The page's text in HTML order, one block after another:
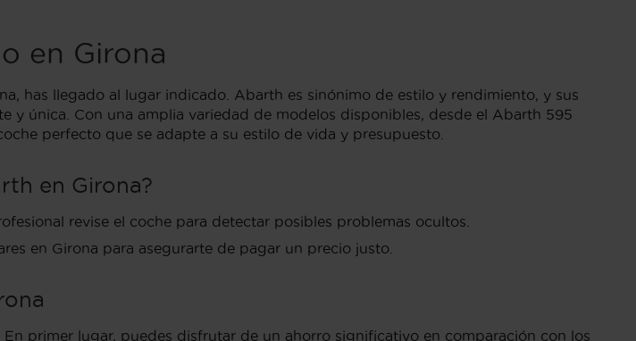
en Girona
has llegado al lugar indicado. Abarth es sinónimo de estilo y rendimiento, y sus
y única. Con una amplia variedad de modelos disponibles, desde el Abarth 595
perfecto que se adapte a su estilo de vida y presupuesto.
en Girona?
revise el coche para detectar posibles problemas ocultos.
en Girona para asegurarte de pagar un precio justo.
primer lugar, puedes disfrutar de un ahorro significativo en comparación con los